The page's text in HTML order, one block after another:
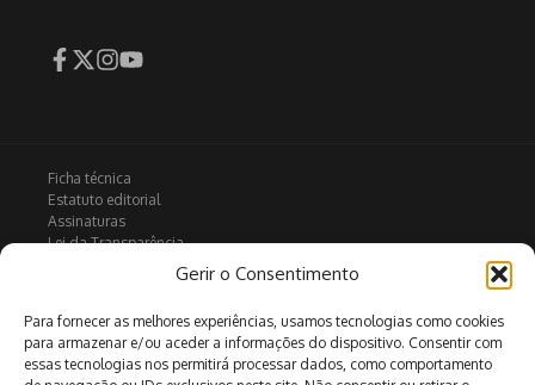
Gerir o Consentimento
Para fornecer as melhores experiências, usamos tecnologias como cookies
para armazenar e/ou aceder a informações do dispositivo. Consentir com
essas tecnologias nos permitirá processar dados, como comportamento
Ficha técnica
Estatuto editorial
Assinaturas
Lei da Transparência
Política de privacidade